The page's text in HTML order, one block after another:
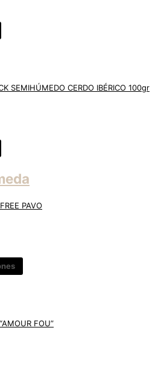
SEMIHÚMEDO CERDO IBÉRICO 100gr
PAVO
FOU”